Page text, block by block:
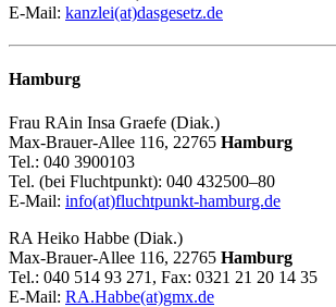
E-Mail: kanzlei(at)dasgesetz.de
Hamburg
Frau RAin Insa Graefe (Diak.)
Max-Brauer-Allee 116, 22765 Hamburg
Tel.: 040 3900103
Tel. (bei Fluchtpunkt): 040 432500–80
E-Mail: info(at)fluchtpunkt-hamburg.de
RA Heiko Habbe (Diak.)
Max-Brauer-Allee 116, 22765 Hamburg
Tel.: 040 514 93 271, Fax: 0321 21 20 14 35
E-Mail: RA.Habbe(at)gmx.de